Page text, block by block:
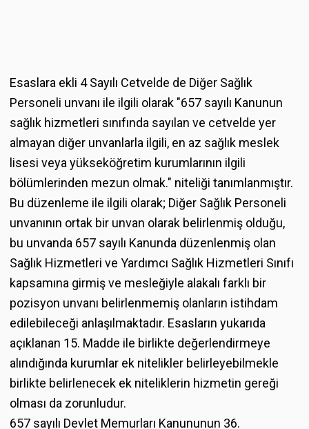
Esaslara ekli 4 Sayılı Cetvelde de Diğer Sağlık
Personeli unvanı ile ilgili olarak "657 sayılı Kanunun
sağlık hizmetleri sınıfında sayılan ve cetvelde yer
almayan diğer unvanlarla ilgili, en az sağlık meslek
lisesi veya yükseköğretim kurumlarının ilgili
bölümlerinden mezun olmak." niteliği tanımlanmıştır.
Bu düzenleme ile ilgili olarak; Diğer Sağlık Personeli
unvanının ortak bir unvan olarak belirlenmiş olduğu,
bu unvanda 657 sayılı Kanunda düzenlenmiş olan
Sağlık Hizmetleri ve Yardımcı Sağlık Hizmetleri Sınıfı
kapsamına girmiş ve mesleğiyle alakalı farklı bir
pozisyon unvanı belirlenmemiş olanların istihdam
edilebileceği anlaşılmaktadır. Esasların yukarıda
açıklanan 15. Madde ile birlikte değerlendirmeye
alındığında kurumlar ek nitelikler belirleyebilmekle
birlikte belirlenecek ek niteliklerin hizmetin gereği
olması da zorunludur.
657 sayılı Devlet Memurları Kanununun 36.